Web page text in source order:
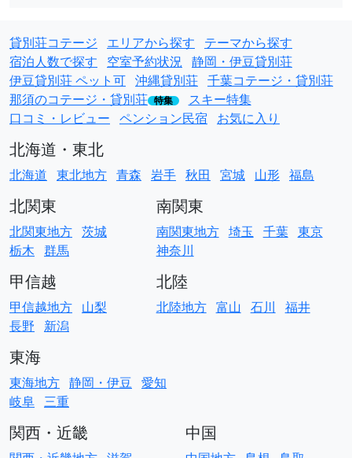
貸別荘コテージ エリアから探す
テーマから探す
宿泊人数で探す
空室予約状況 静岡・伊豆貸別荘
伊豆貸別荘 ペット可 沖縄貸別荘 千葉コテージ・貸別荘
那須のコテージ・貸別荘 特集
スキー特集
口コミ・レビュー ペンション民宿 お気に入り
北海道・東北
北海道 東北地方 青森 岩手 秋田 宮城 山形 福島
北関東
北関東地方 茨城
栃木 群馬
南関東
南関東地方 埼玉 千葉 東京
神奈川
甲信越
甲信越地方 山梨
長野
新潟
北陸
北陸地方 富山 石川 福井
東海
東海地方 静岡・伊豆 愛知
岐阜 三重
関西・近畿 中国